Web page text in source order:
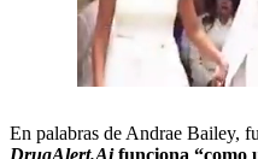
En palabras de Andrae Bailey,
DrugAlert.Aifunciona “como